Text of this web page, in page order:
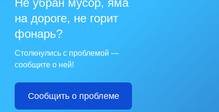
Не убран мусор, яма
на дороге, не горит
фонарь?
Столкнулись с проблемой —
сообщите о ней!
Сообщить о проблеме